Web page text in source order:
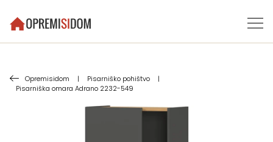
Opremisidom | Pisarniško pohištvo
|
Pisarniška omara Adrano 2232-549